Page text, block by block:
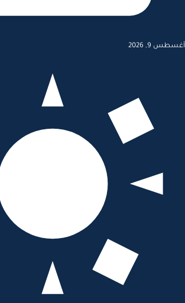
أغسطس 9, 2026